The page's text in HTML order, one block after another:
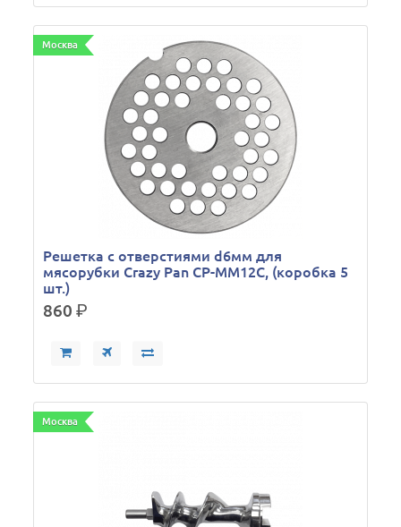
Москва
Решетка с отверстиями d6мм для
мясорубки Crazy Pan CP-MM12C, (коробка 5
шт.)
860р.
Москва